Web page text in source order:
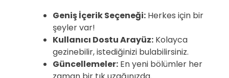
Geniş İçerik Seçeneği: Herkes için bir
şeyler var!
Kullanıcı Dostu Arayüz: Kolayca
gezinebilir, istediğinizi bulabilirsiniz.
Güncellemeler: En yeni bölümler her